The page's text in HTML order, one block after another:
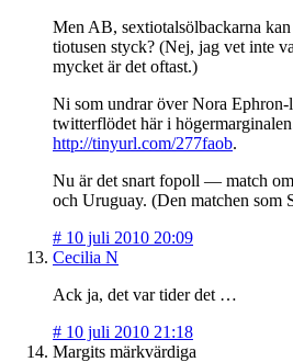
Men AB, sextiotalsölbackarna
tiotusen styck? (Nej, jag vet inte
mycket är det oftast.)
Ni som undrar över Nora Ephron-
twitterflödet här i
http://tinyurl.com/277faob.
Nu är det snart fopoll — match
och Uruguay. (Den matchen som
# 10 juli 2010 20:09
Cecilia N
Ack ja, det var tider det …
# 10 juli 2010 21:18
Margits märkvärdiga